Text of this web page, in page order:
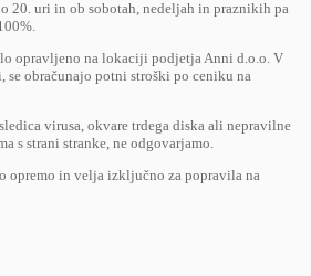
20. uri in ob sobotah, nedeljah in praznikih pa
opravljeno na lokaciji podjetja Anni d.o.o. V
obračunajo potni stroški po ceniku na
virusa, okvare trdega diska ali nepravilne
s strani stranke, ne odgovarjamo.
opremo in velja izključno za popravila na